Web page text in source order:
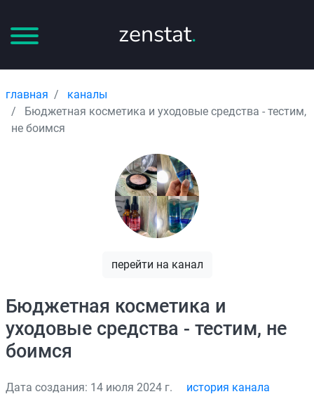
zenstat.
главная
каналы
Бюджетная косметика и уходовые средства - тестим,
не боимся
перейти на канал
Бюджетная косметика и
уходовые средства - тестим, не
боимся
Дата создания: 14 июля 2024 г. история канала